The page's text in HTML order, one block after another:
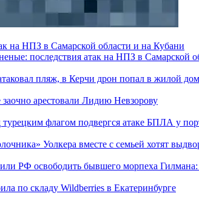
на НПЗ в Самарской области и на Кубани
последствия атак на НПЗ в Самарской
пляж, в Керчи дрон попал в жилой дом
заочно арестовали Лидию Невзорову
турецким флагом подвергся атаке БПЛА у
Уолкера вместе с семьей хотят
РФ освободить бывшего морпеха Гилмана:
по складу Wildberries в Екатеринбурге